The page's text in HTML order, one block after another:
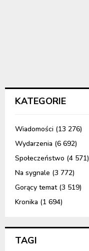
KATEGORIE
Wiadomości (13 276)
Wydarzenia (6 692)
Społeczeństwo (4 571)
Na sygnale (3 772)
Gorący temat(3 519)
Kronika (1 694)
TAGI